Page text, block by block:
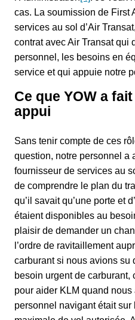
cas. La soumission de First
services au sol d’Air
contrat avec Air Transat qui
personnel, les besoins en
service et qui appuie notre
Ce que YOW a
appui
Sans tenir compte de ces
question, notre personnel a
fournisseur de services au
de comprendre le plan du
qu’il savait qu’une porte et
étaient disponibles au
plaisir de demander un
l’ordre de ravitaillement
carburant si nous avions su
besoin urgent de carburant,
pour aider KLM quand
personnel navigant était sur